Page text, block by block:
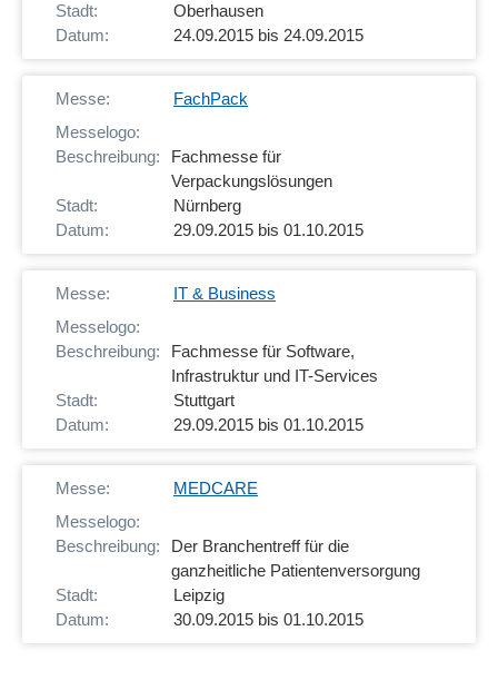
Oberhausen
24.09.2015 bis 24.09.2015
FachPack
Fachmesse für
Verpackungslösungen
Nürnberg
29.09.2015 bis 01.10.2015
IT & Business
Fachmesse für Software,
Infrastruktur und IT-Services
Stuttgart
29.09.2015 bis 01.10.2015
MEDCARE
Der Branchentreff für die
ganzheitliche Patientenversorgung
Leipzig
30.09.2015 bis 01.10.2015